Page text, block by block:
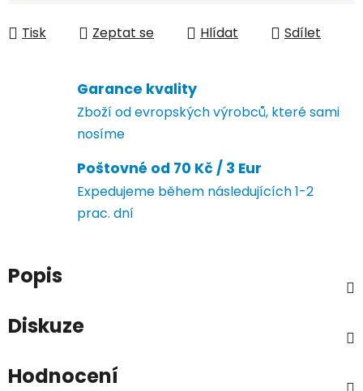
Tisk Zeptat se Hlídat Sdílet
Garance kvality
Zboží od evropských výrobců, které sami
nosíme
Poštovné od 70 Kč / 3 Eur
Expedujeme během následujících 1-2
prac. dní
Popis
Diskuze
Hodnocení